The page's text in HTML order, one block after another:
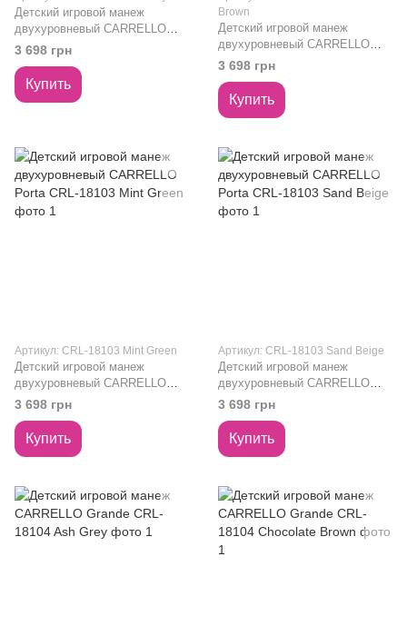
Детский игровой манеж
двухуровневый CARRELLO
Porta CRL-18103 Ash Grey
3 698 грн
Купить
Brown
Детский игровой манеж
двухуровневый CARRELLO
Porta CRL-18103 Chocolate
3 698 грн
Купить
Артикул: CRL-18103 Mint Green
Детский игровой манеж
двухуровневый CARRELLO
Porta CRL-18103 Mint Green
3 698 грн
Купить
Артикул: CRL-18103 Sand Beige
Детский игровой манеж
двухуровневый CARRELLO
Porta CRL-18103 Sand Beige
3 698 грн
Купить